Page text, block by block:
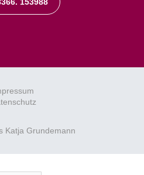
Katja Grundemann